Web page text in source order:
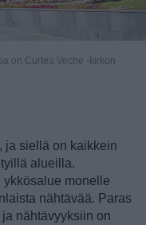
on Curtea Veche -kirkon
ja siellä on kaikkein
alueilla.
ykkösalue monelle
nähtävää. Paras
nähtävyyksiin on